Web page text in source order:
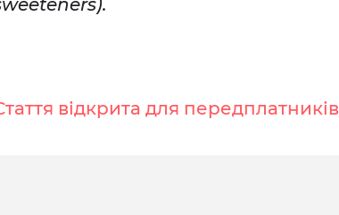
відкрита для передплатників